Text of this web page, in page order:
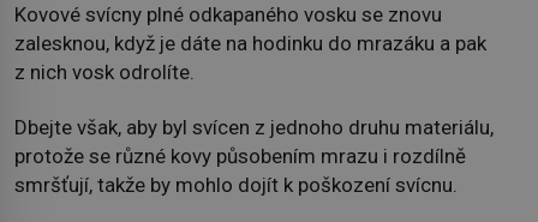
Kovové svícny plné odkapaného vosku se znovu
zalesknou, když je dáte na hodinku do mrazáku a pak
z nich vosk odrolíte.
Dbejte však, aby byl svícen z jednoho druhu materiálu,
protože se různé kovy působením mrazu i rozdílně
smršťují, takže by mohlo dojít k poškození svícnu.